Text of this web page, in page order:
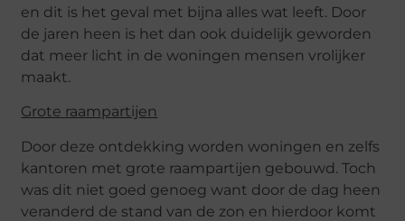
en dit is het geval met bijna alles wat leeft. Door
de jaren heen is het dan ook duidelijk geworden
dat meer licht in de woningen mensen vrolijker
maakt.
Grote raampartijen
Door deze ontdekking worden woningen en zelfs
kantoren met grote raampartijen gebouwd. Toch
was dit niet goed genoeg want door de dag heen
veranderd de stand van de zon en hierdoor komt